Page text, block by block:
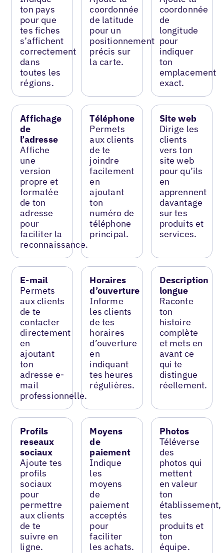
ton pays
pour que
tes fiches
s’affichent
correctement
dans
toutes les
régions.
coordonnée
de latitude
pour un
positionnement
précis sur
la carte.
coordonnée
de
longitude
pour
indiquer
ton
emplacement
exact.
Affichage
de
l’adresse
Affiche
une
version
propre et
formatée
de ton
adresse
pour
faciliter la
reconnaissance.
Téléphone
Permets
aux clients
de te
joindre
facilement
en
ajoutant
ton
numéro de
téléphone
principal.
Site web
Dirige les
clients
vers ton
site web
pour qu’ils
en
apprennent
davantage
sur tes
produits et
services.
E-mail
Permets
aux clients
de te
contacter
directement
en
ajoutant
ton
adresse e-
mail
professionnelle.
Horaires
d’ouverture
Informe
les clients
de tes
horaires
d’ouverture
en
indiquant
tes heures
régulières.
Description
longue
Raconte
ton
histoire
complète
et mets en
avant ce
qui te
distingue
réellement.
Profils
reseaux
sociaux
Ajoute tes
profils
sociaux
pour
permettre
aux clients
de te
suivre en
ligne.
Moyens
de
paiement
Indique
les
moyens
de
paiement
acceptés
pour
faciliter
les achats.
Photos
Téléverse
des
photos qui
mettent
en valeur
ton
établissement,
tes
produits et
ton
équipe.